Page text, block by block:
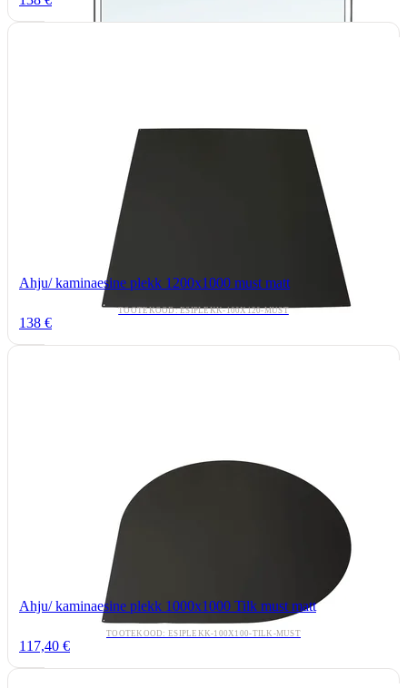
Ahju/ kaminaesine plekk 1200x1000 must matt
TOOTEKOOD: ESIPLEKK-100X120-MUST
138 €
Ahju/ kaminaesine plekk 1000x1000 Tilk must matt
TOOTEKOOD: ESIPLEKK-100X100-TILK-MUST
117,40 €